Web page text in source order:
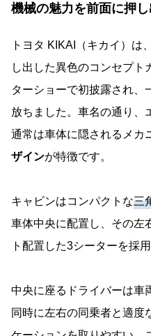
機械の魅力を前面に押
トヨタ KIKAI（キカイ）は、
し出した異色のコンセプト
ターショーで初披露され、
放ちました。車名の通り、
通常は車体に隠されるメカ
ザインが特徴です。
キャビンはコンパクトな三
車体中央に配置し、その左
ト配置した3シーターを採用
中央に座るドライバーは車
同時に左右の同乗者と適度